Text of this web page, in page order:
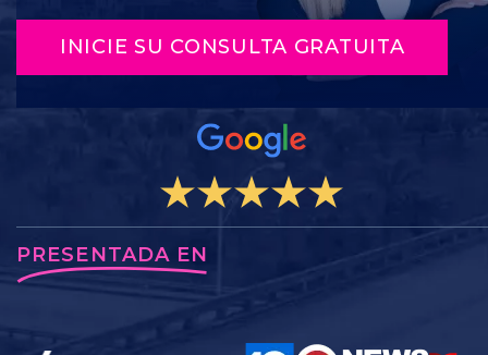
INICIE SU CONSULTA GRATUITA
PRESENTADA EN